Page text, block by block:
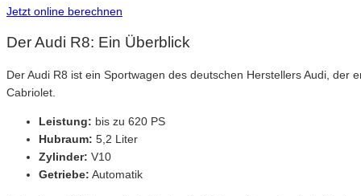
Jetzt online berechnen
Der Audi R8: Ein Überblick
Der Audi R8 ist ein Sportwagen des deutschen Herstellers Audi,
Cabriolet.
Leistung: bis zu 620 PS
Hubraum: 5,2 Liter
Zylinder: V10
Getriebe: Automatik